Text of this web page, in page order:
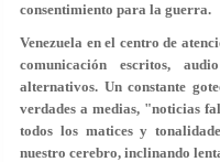
consentimiento para la guerra.
Venezuela en el centro de
comunicación escritos,
alternativos. Un constante
verdades a medias, "noticias
todos los matices y
nuestro cerebro, inclinando